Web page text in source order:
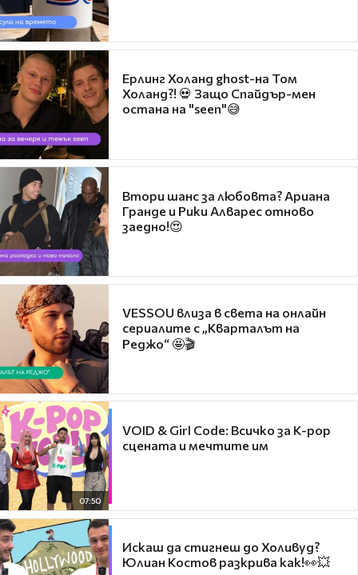
Ерлинг Холанд ghost-на Том
Холанд?! 💀 Защо Спайдър-мен
остана на "seen"😅
Втори шанс за любовта? Ариана
Гранде и Рики Алварес отново
заедно!😍
VESSOU влиза в света на онлайн
сериалите с „Кварталът на
Реджо“ 🤩🎬
07:50
VOID & Girl Code: Всичко за K-pop
сцената и мечтите им
Искаш да стигнеш до Холивуд?
Юлиан Костов разкрива как!👀💥